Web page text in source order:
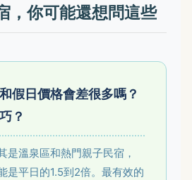
，你可能還想問這些
假日價格會差很多嗎？
？
是溫泉區和熱門親子民宿，
是平日的1.5到2倍。最有效的